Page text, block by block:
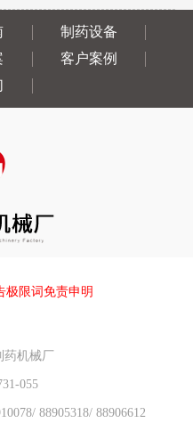
制药设备
客户案例
极限词免责申明
药机械厂
055
88905318/ 88906612